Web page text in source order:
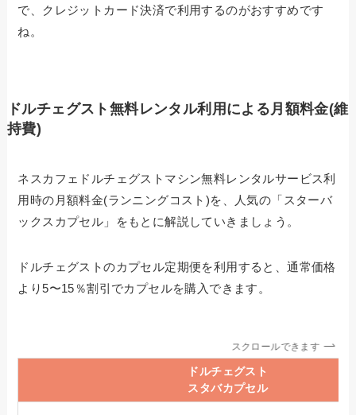
で、クレジットカード決済で利用するのがおすすめです
ね。
ドルチェグスト無料レンタル利用による月額料金(維
持費)
ネスカフェドルチェグストマシン無料レンタルサービス利
用時の月額料金(ランニングコスト)を、人気の「スターバ
ックスカプセル」をもとに解説していきましょう。
ドルチェグストのカプセル定期便を利用すると、通常価格
より5〜15％割引でカプセルを購入できます。
スクロールできます
ドルチェグスト
スタバカプセル